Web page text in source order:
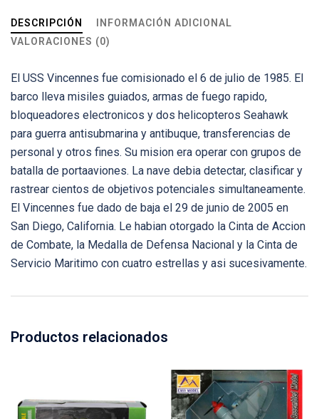
DESCRIPCIÓN
INFORMACIÓN ADICIONAL
VALORACIONES (0)
El USS Vincennes fue comisionado el 6 de julio de 1985. El
barco lleva misiles guiados, armas de fuego rapido,
bloqueadores electronicos y dos helicopteros Seahawk
para guerra antisubmarina y antibuque, transferencias de
personal y otros fines. Su mision era operar con grupos de
batalla de portaaviones. La nave debia detectar, clasificar y
rastrear cientos de objetivos potenciales simultaneamente.
El Vincennes fue dado de baja el 29 de junio de 2005 en
San Diego, California. Le habian otorgado la Cinta de Accion
de Combate, la Medalla de Defensa Nacional y la Cinta de
Servicio Maritimo con cuatro estrellas y asi sucesivamente.
Productos relacionados